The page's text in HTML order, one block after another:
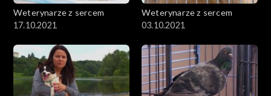
Weterynarze z sercem
17.10.2021
Weterynarze z sercem
03.10.2021